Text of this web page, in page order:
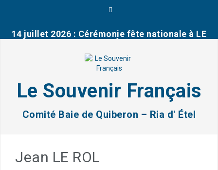
14 juillet 2026 : Cérémonie fête nationale à LE
13 juillet 2026 : Cérémonie d’hommage aux
Brèves de la délégation du Morbihan (DG 56)
Juin 2026
Le Souvenir Français
Comité Baie de Quiberon – Ria d' Étel
Jean LE ROL